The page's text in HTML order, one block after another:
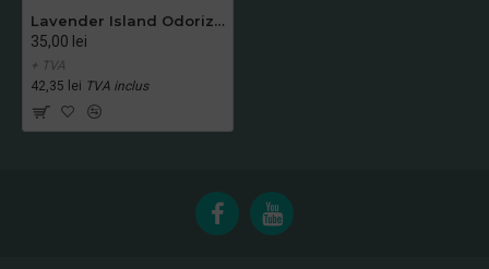
Lavender Island Odorizant Maxi 243ml Hygiene4You
35,00 lei
+ TVA
42,35 lei TVA inclus